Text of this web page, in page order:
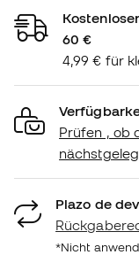
60 €
4,99 € für
Prüfen , ob
Plazo de
*Nicht